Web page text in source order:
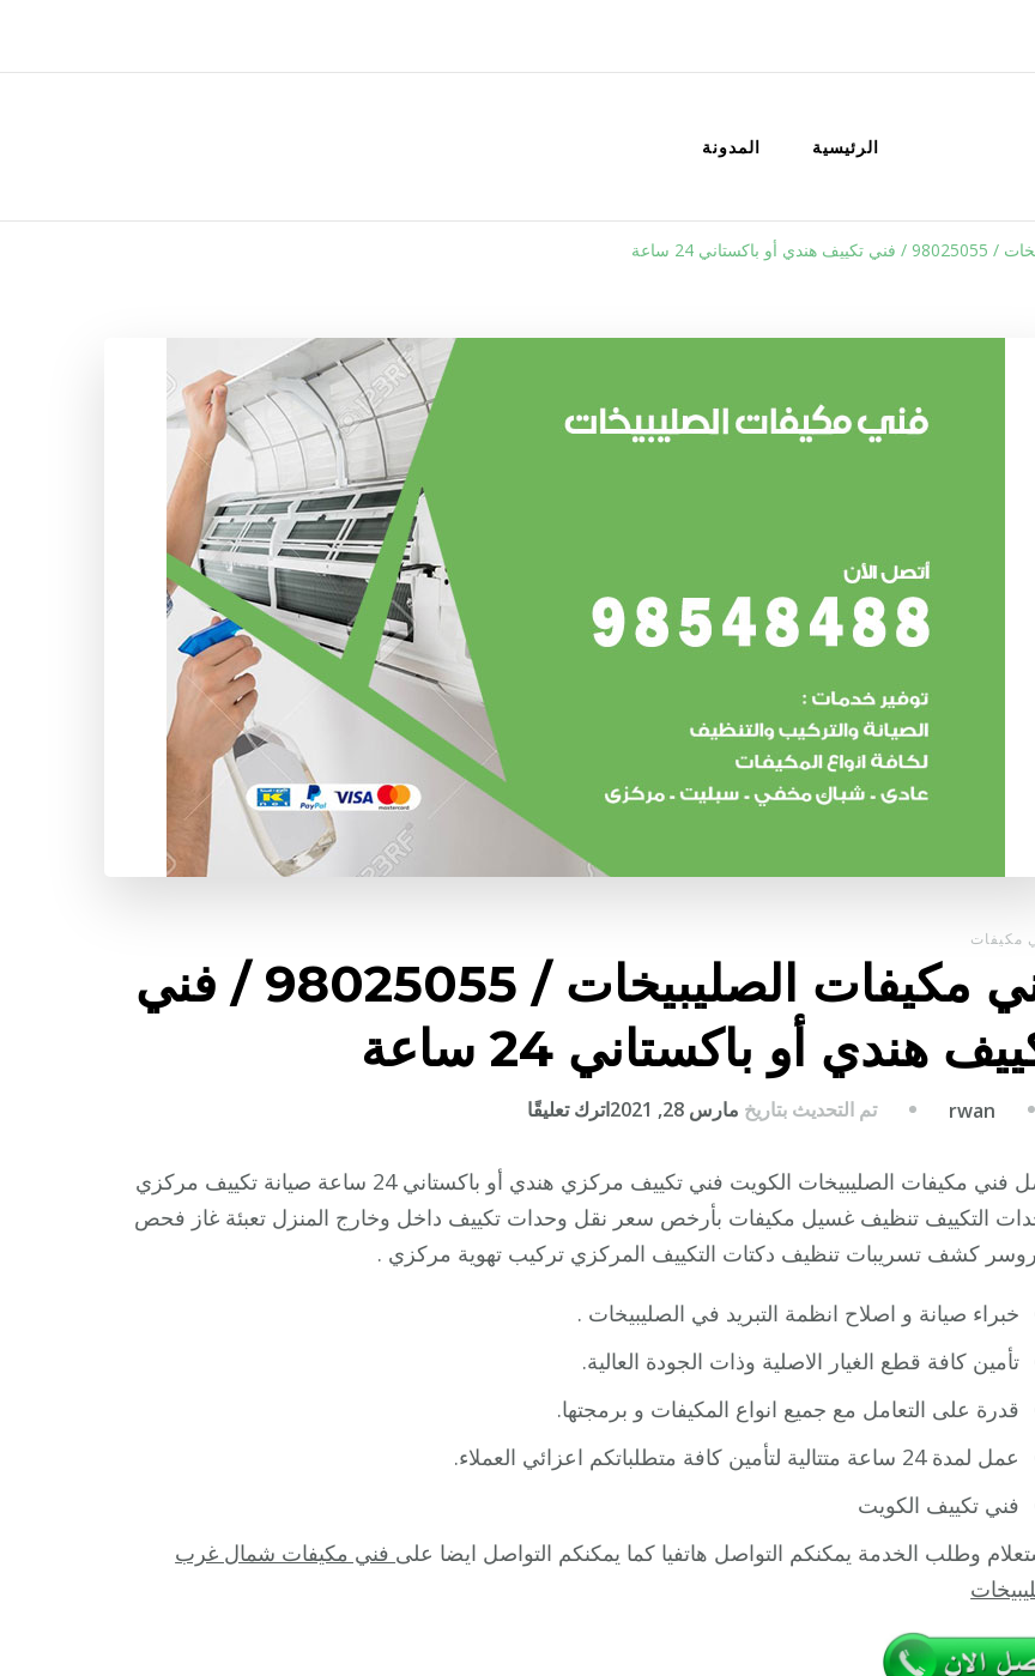
الرئيسية المدونة
24 ساعة
مكيفات
فني مكيفات الصليبيخات / 98025055 / فني
هندي أو باكستاني 24 ساعة
rwan تم التحديث بتاريخ مارس 28, 2021 اترك تعليقًا
مكيفات
الصليبيخات
98025055
باكستاني
أفضل فني مكيفات الصليبيخات الكويت فني تكييف مركزي هندي أو باكستاني 24 ساعة صيانة تكييف مركزي
التكييف تنظيف غسيل مكيفات بأرخص سعر نقل وحدات تكييف داخل وخارج المنزل تعبئة غاز فحص
كشف تسريبات تنظيف دكتات التكييف المركزي تركيب تهوية مركزي .
خبراء صيانة و اصلاح انظمة التبريد في الصليبيخات .
تأمين كافة قطع الغيار الاصلية وذات الجودة العالية.
قدرة على التعامل مع جميع انواع المكيفات و برمجتها.
عمل لمدة 24 ساعة متتالية لتأمين كافة متطلباتكم اعزائي العملاء.
فني تكييف الكويت
وطلب الخدمة يمكنكم التواصل هاتفيا كما يمكنكم التواصل ايضا على فني مكيفات شمال غرب